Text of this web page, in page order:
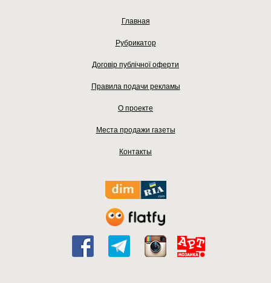
Главная
Рубрикатор
Договір публічної оферти
Правила подачи рекламы
О проекте
Места продажи газеты
Контакты